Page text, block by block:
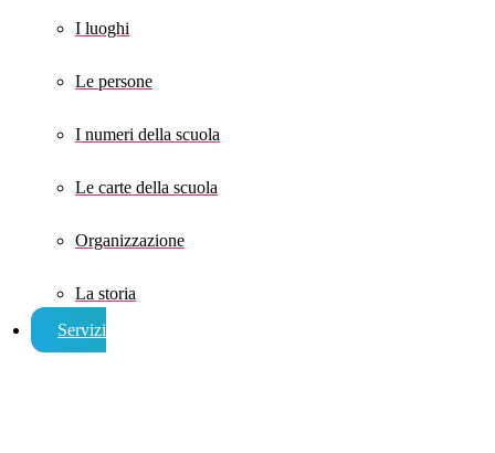
I luoghi
Le persone
I numeri della scuola
Le carte della scuola
Organizzazione
La storia
Servizi